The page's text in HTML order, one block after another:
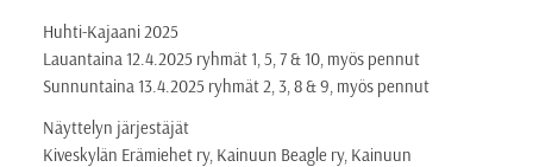
Huhti-Kajaani 2025
Lauantaina 12.4.2025 ryhmät 1, 5, 7 & 10, myös pennut
Sunnuntaina 13.4.2025 ryhmät 2, 3, 8 & 9, myös pennut
Näyttelyn järjestäjät
Kiveskylän Erämiehet ry, Kainuun Beagle ry, Kainuun